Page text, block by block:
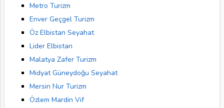
Metro Turizm
Enver Geçgel Turizm
Öz Elbistan Seyahat
Lider Elbistan
Malatya Zafer Turizm
Midyat Güneydoğu Seyahat
Mersin Nur Turizm
Özlem Mardin Vif